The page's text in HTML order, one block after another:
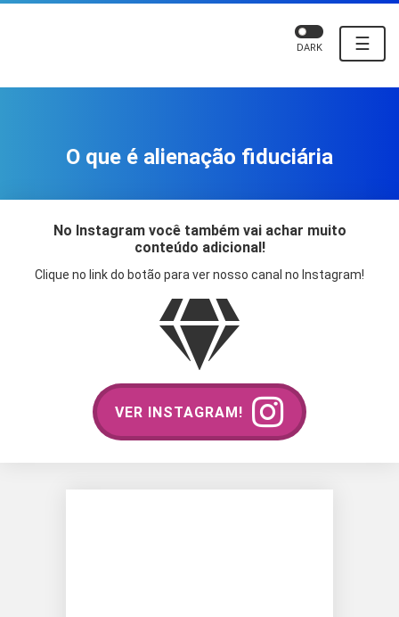
☰
DARK
O que é alienação fiduciária
No Instagram você também vai achar muito
conteúdo adicional!
Clique no link do botão para ver nosso canal no Instagram!
VER INSTAGRAM!